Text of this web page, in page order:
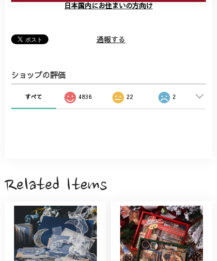
日本国内にお住まいの方向け
通報する
ショップの評価
すべて 4836 22 2
Related Items